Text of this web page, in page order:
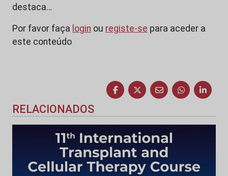
destaca…
Por favor faça login ou registe-se para aceder a
este conteúdo
RELACIONADOS